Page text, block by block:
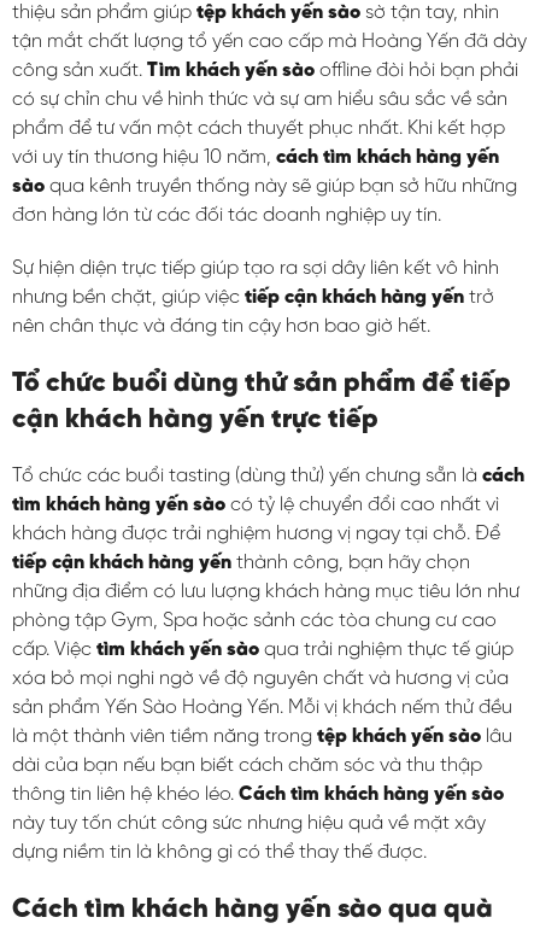
thiệu sản phẩm giúp tệp khách yến sào sờ tận tay, nhìn
tận mắt chất lượng tổ yến cao cấp mà Hoàng Yến đã dày
công sản xuất. Tìm khách yến sào offline đòi hỏi bạn phải
có sự chỉn chu về hình thức và sự am hiểu sâu sắc về sản
phẩm để tư vấn một cách thuyết phục nhất. Khi kết hợp
với uy tín thương hiệu 10 năm, cách tìm khách hàng yến
sào qua kênh truyền thống này sẽ giúp bạn sở hữu những
đơn hàng lớn từ các đối tác doanh nghiệp uy tín.
Sự hiện diện trực tiếp giúp tạo ra sợi dây liên kết vô hình
nhưng bền chặt, giúp việc tiếp cận khách hàng yến trở
nên chân thực và đáng tin cậy hơn bao giờ hết.
Tổ chức buổi dùng thử sản phẩm để tiếp
cận khách hàng yến trực tiếp
Tổ chức các buổi tasting (dùng thử) yến chưng sẵn là cách
tìm khách hàng yến sào có tỷ lệ chuyển đổi cao nhất vì
khách hàng được trải nghiệm hương vị ngay tại chỗ. Để
tiếp cận khách hàng yến thành công, bạn hãy chọn
những địa điểm có lưu lượng khách hàng mục tiêu lớn như
phòng tập Gym, Spa hoặc sảnh các tòa chung cư cao
cấp. Việc tìm khách yến sào qua trải nghiệm thực tế giúp
xóa bỏ mọi nghi ngờ về độ nguyên chất và hương vị của
sản phẩm Yến Sào Hoàng Yến. Mỗi vị khách nếm thử đều
là một thành viên tiềm năng trong tệp khách yến sào lâu
dài của bạn nếu bạn biết cách chăm sóc và thu thập
thông tin liên hệ khéo léo. Cách tìm khách hàng yến sào
này tuy tốn chút công sức nhưng hiệu quả về mặt xây
dựng niềm tin là không gì có thể thay thế được.
Cách tìm khách hàng yến sào qua quà